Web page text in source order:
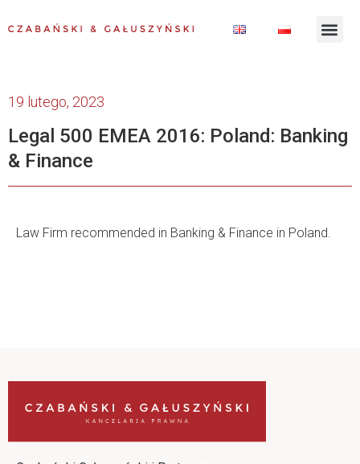
19 lutego, 2023
Legal 500 EMEA 2016: Poland: Banking
& Finance
Law Firm recommended in Banking & Finance in Poland.